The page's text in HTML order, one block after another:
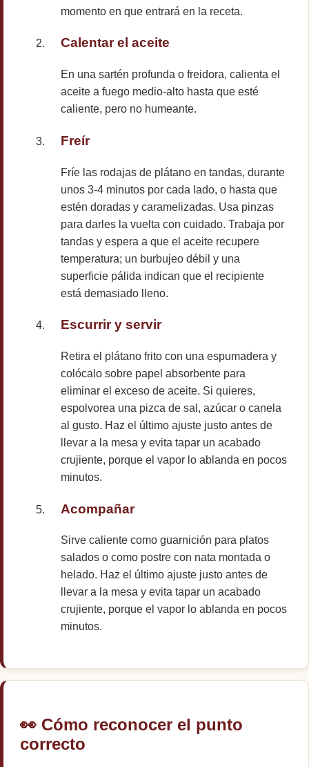
momento en que entrará en la receta.
Calentar el aceite
En una sartén profunda o freidora, calienta el
aceite a fuego medio-alto hasta que esté
caliente, pero no humeante.
Freír
Fríe las rodajas de plátano en tandas, durante
unos 3-4 minutos por cada lado, o hasta que
estén doradas y caramelizadas. Usa pinzas
para darles la vuelta con cuidado. Trabaja por
tandas y espera a que el aceite recupere
temperatura; un burbujeo débil y una
superficie pálida indican que el recipiente
está demasiado lleno.
Escurrir y servir
Retira el plátano frito con una espumadera y
colócalo sobre papel absorbente para
eliminar el exceso de aceite. Si quieres,
espolvorea una pizca de sal, azúcar o canela
al gusto. Haz el último ajuste justo antes de
llevar a la mesa y evita tapar un acabado
crujiente, porque el vapor lo ablanda en pocos
minutos.
Acompañar
Sirve caliente como guarnición para platos
salados o como postre con nata montada o
helado. Haz el último ajuste justo antes de
llevar a la mesa y evita tapar un acabado
crujiente, porque el vapor lo ablanda en pocos
minutos.
👀 Cómo reconocer el punto
correcto